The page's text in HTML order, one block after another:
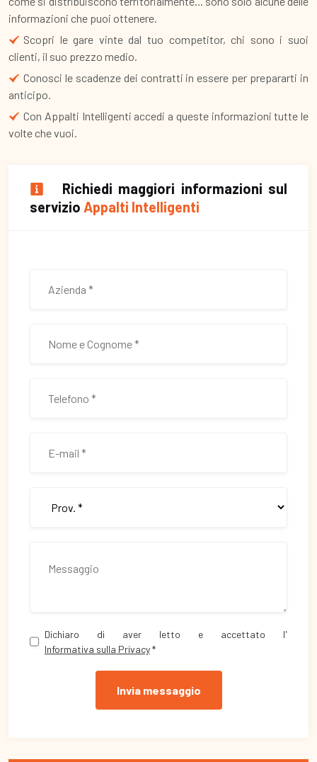
informazioni che puoi ottenere.
Scopri le gare vinte dal tuo competitor, chi sono i suoi
clienti, il suo prezzo medio.
Conosci le scadenze dei contratti in essere per prepararti in
anticipo.
Con Appalti Intelligenti accedi a queste informazioni tutte le
volte che vuoi.
Richiedi maggiori informazioni sul
servizio Appalti Intelligenti
Dichiaro di aver letto e accettato l'
Informativa sulla Privacy*
Invia messaggio